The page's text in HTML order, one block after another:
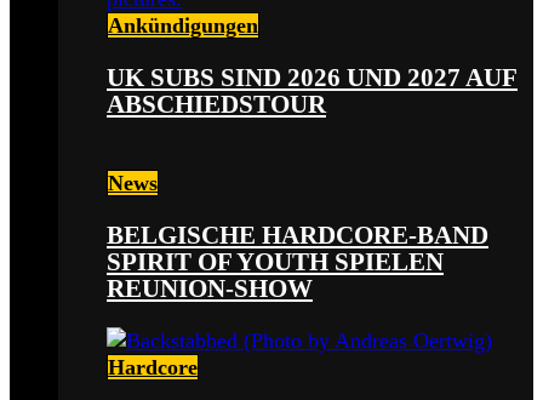
Ankündigungen
UK SUBS SIND 2026 UND 2027 AUF
ABSCHIEDSTOUR
News
BELGISCHE HARDCORE-BAND
SPIRIT OF YOUTH SPIELEN
REUNION-SHOW
Hardcore